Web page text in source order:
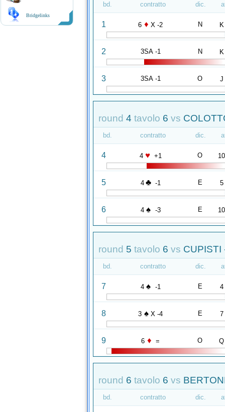
Bridgelinks
bd. contratto dic.
1 6 ♦ X -2 N K
2 3SA -1 N K
3 3SA -1 O J
round 4 tavolo 6 vs
bd. contratto dic.
4 4 ♥ +1 O 10
5 4 ♣ -1 E 5
6 4 ♠ -3 E 10
round 5 tavolo 6 vs CUPISTI
bd. contratto dic.
7 4 ♠ -1 E 4
8 3 ♠ X -4 E 7
9 6 ♦ = O Q
round 6 tavolo 6 vs
bd. contratto dic.